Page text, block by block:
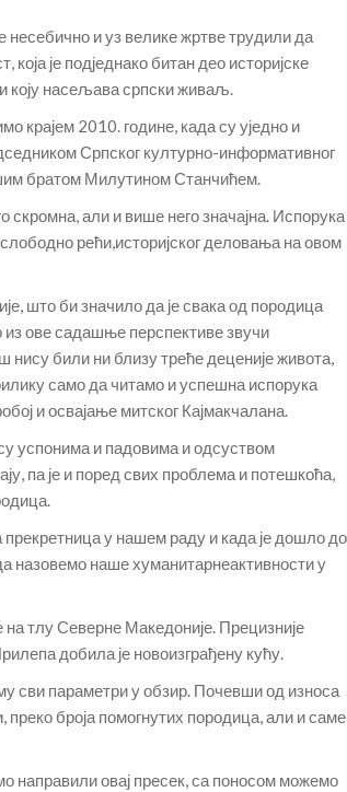
и уз велике жртве трудили да
је подједнако битан део историјске
коју насељава српски живаљ.
крајем 2010. године, када су уједно и
Српског културно-информативног
братом Милутином Станчићем.
скромна, али и више него значајна. Испорука
рећи,историјског деловања на овом
што би значило да је свака од породица
ове садашње перспективе звучи
нису били ни близу треће деценије живота,
само да читамо и успешна испорука
и освајање митског Кајмакчалана.
успонима и падовима и одсуством
па је и поред свих проблема и потешкоћа,
прекретница у нашем раду и када је дошло до
наше хуманитарнеактивности у
тлу Северне Македоније. Прецизније
добила је новоизграђену кућу.
сви параметри у обзир. Почевши од износа
броја помогнутих породица, али и саме
направили овај пресек, са поносом можемо